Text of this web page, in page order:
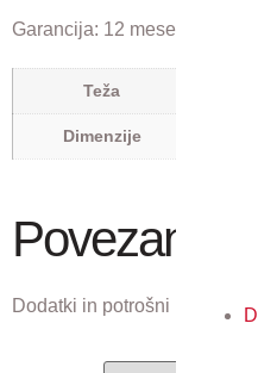
Garancija: 12 mesecev
Teža
Dimenzije
Povezani
Dodatki in potrošni material,